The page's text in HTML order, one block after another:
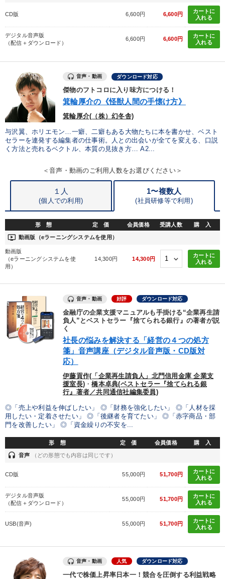
CD版 6,600円 6,600円
カートに
入れる
デジタル音声版
（配信＋ダウンロード）
6,600円 6,600円
カートに
入れる
音声・動画 ダウンロード対応
傑物のフトコロに入り味方につける！
箕輪厚介の《怪獣人間の手懐け方》
箕輪厚介(（株）幻冬舎)
与沢翼、ホリエモン…一癖、二癖もある大物たちに本を書かせ、ベスト
セラーを連発する編集者の仕事術。人との出会いが全てを変える、口説
く方法と売れるベクトル、本質の見抜き方… A2...
＜音声・動画のご利用人数をお選びください＞
１人
(個人での利用)
1〜複数人
(社員研修等で利用)
形 態 定 価 会員価格 受講人数 購 入
ondemand_video 動画版（eラーニングシステムを使用）
動画版
（eラーニングシステムを使
用）
14,300円 14,300円
カートに
入れる
音声・動画 好評 ダウンロード対応
金融庁の企業支援マニュアルも手掛ける“企業再生請
負人”とベストセラー『捨てられる銀行』の著者が説
く
社長の悩みを解決する「経営の４つの処方
箋」音声講座（デジタル音声版・CD版対
応）
伊藤貢作(「企業再生請負人」北門信用金庫 企業支
援室長) ・橋本卓典(ベストセラー『捨てられる銀
行』著者／共同通信社編集委員)
◎「売上や利益を伸ばしたい」 ◎「財務を強化したい」 ◎「人材を採
用したい・定着させたい」 ◎「後継者を育てたい」 ◎「赤字商品・部
門を改善したい」 ◎「資金繰りの不安を...
形 態 定 価 会員価格 購 入
headset 音声 （どの形態でも内容は同じです）
CD版 55,000円 51,700円
カートに
入れる
デジタル音声版
（配信＋ダウンロード）
55,000円 51,700円
カートに
入れる
USB(音声) 55,000円 51,700円
カートに
入れる
音声・動画 人気 ダウンロード対応
一代で株価上昇率日本一！競合を圧倒する利益戦略